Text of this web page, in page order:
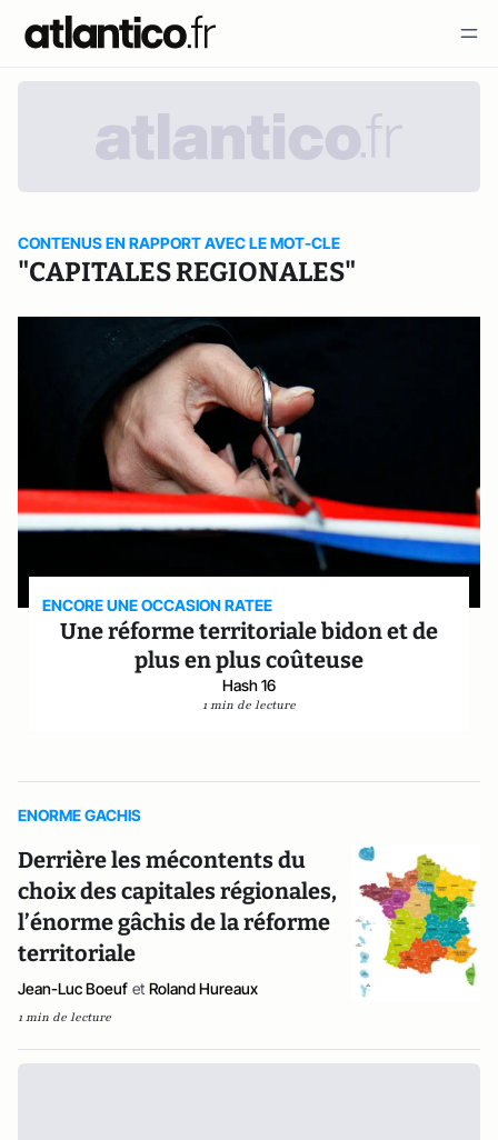
CONTENUS EN RAPPORT AVEC LE MOT-CLE
"CAPITALES REGIONALES"
ENCORE UNE OCCASION RATEE
Une réforme territoriale bidon et de
plus en plus coûteuse
Hash 16
1 min de lecture
ENORME GACHIS
Derrière les mécontents du
choix des capitales régionales,
l’énorme gâchis de la réforme
territoriale
Jean-Luc Boeuf et Roland Hureaux
1 min de lecture